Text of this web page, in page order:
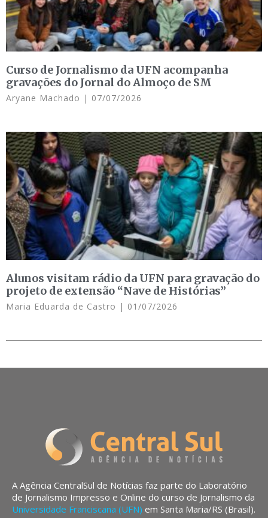
Curso de Jornalismo da UFN acompanha
gravações do Jornal do Almoço de SM
Aryane Machado 07/07/2026
Alunos visitam rádio da UFN para gravação do
projeto de extensão “Nave de Histórias”
Maria Eduarda de Castro 01/07/2026
A Agência CentralSul de Notícias faz parte do Laboratório
de Jornalismo Impresso e Online do curso de Jornalismo da
Universidade Franciscana (UFN) em Santa Maria/RS (Brasil).